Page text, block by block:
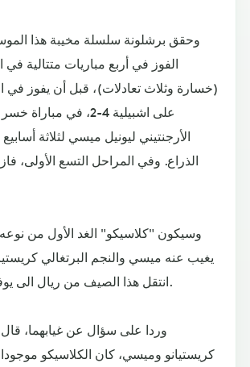
وحقق برشلونة سلسلة مخيبة هذا
الفوز في أربع مباريات متتالية في
(خسارة وثلاث تعادلات)، قبل أن يفوز في
على اشبيلية 4-2، في
الأرجنتيني ليونيل ميسي لثلاثة
الذراع. وفي المراحل التسع الأولى،
يغيب عنه ميسي والنجم البرتغالي
انتقل هذا الصيف من ريال الى يوفنتوس الإيطالي.
وردا على سؤال عن غيابهما،
كريستيانو وميسي، كان الكلاسيكو